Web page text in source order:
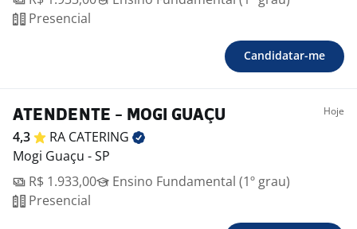
Presencial
Candidatar-me
ATENDENTE - MOGI GUAÇU Hoje
4,3 RA CATERING
Mogi Guaçu - SP
R$ 1.933,00
Ensino Fundamental (1º grau)
Presencial